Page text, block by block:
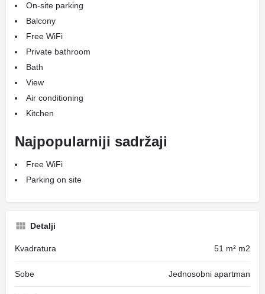
On-site parking
Balcony
Free WiFi
Private bathroom
Bath
View
Air conditioning
Kitchen
Najpopularniji sadržaji
Free WiFi
Parking on site
Detalji
Kvadratura 51 m² m2
Sobe Jednosobni apartman